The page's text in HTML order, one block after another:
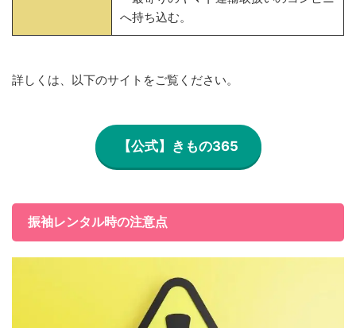
へ持ち込む。
詳しくは、以下のサイトをご覧ください。
【公式】きもの365
振袖レンタル時の注意点